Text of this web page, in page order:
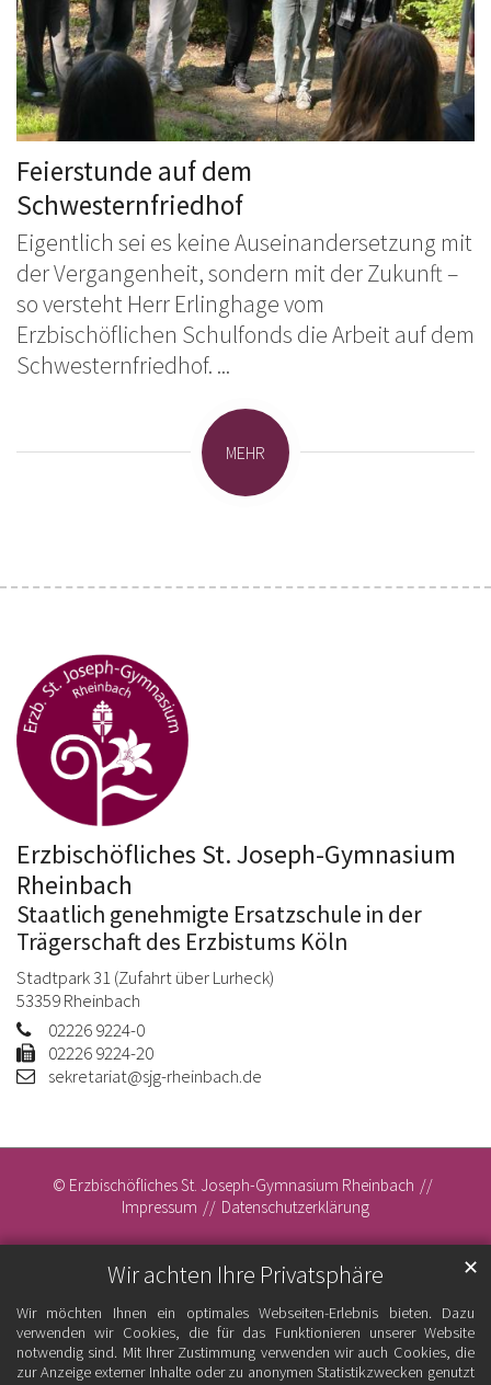
Wir achten Ihre Privatsphäre
Wir möchten Ihnen ein optimales Webseiten-Erlebnis bieten. Dazu
verwenden wir Cookies, die für das Funktionieren unserer Website
notwendig sind. Mit Ihrer Zustimmung verwenden wir auch Cookies, die
zur Anzeige externer Inhalte oder zu anonymen Statistikzwecken genutzt
✕
Feierstunde auf dem
Schwesternfriedhof
Eigentlich sei es keine Auseinandersetzung mit
der Vergangenheit, sondern mit der Zukunft –
so versteht Herr Erlinghage vom
Erzbischöflichen Schulfonds die Arbeit auf dem
Schwesternfriedhof. ...
MEHR
Erzbischöfliches St. Joseph-Gymnasium
Rheinbach
Staatlich genehmigte Ersatzschule in der
Trägerschaft des Erzbistums Köln
Stadtpark 31 (Zufahrt über Lurheck)
53359Rheinbach
02226 9224-0
02226 9224-20
sekretariat@sjg-rheinbach.de
© Erzbischöfliches St. Joseph-Gymnasium Rheinbach
Impressum
Datenschutzerklärung